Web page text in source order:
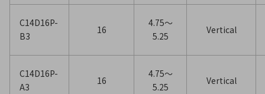
C14D16P-
B3
16
4.75〜
5.25
Vertical
C14D16P-
A3
16
4.75〜
5.25
Vertical